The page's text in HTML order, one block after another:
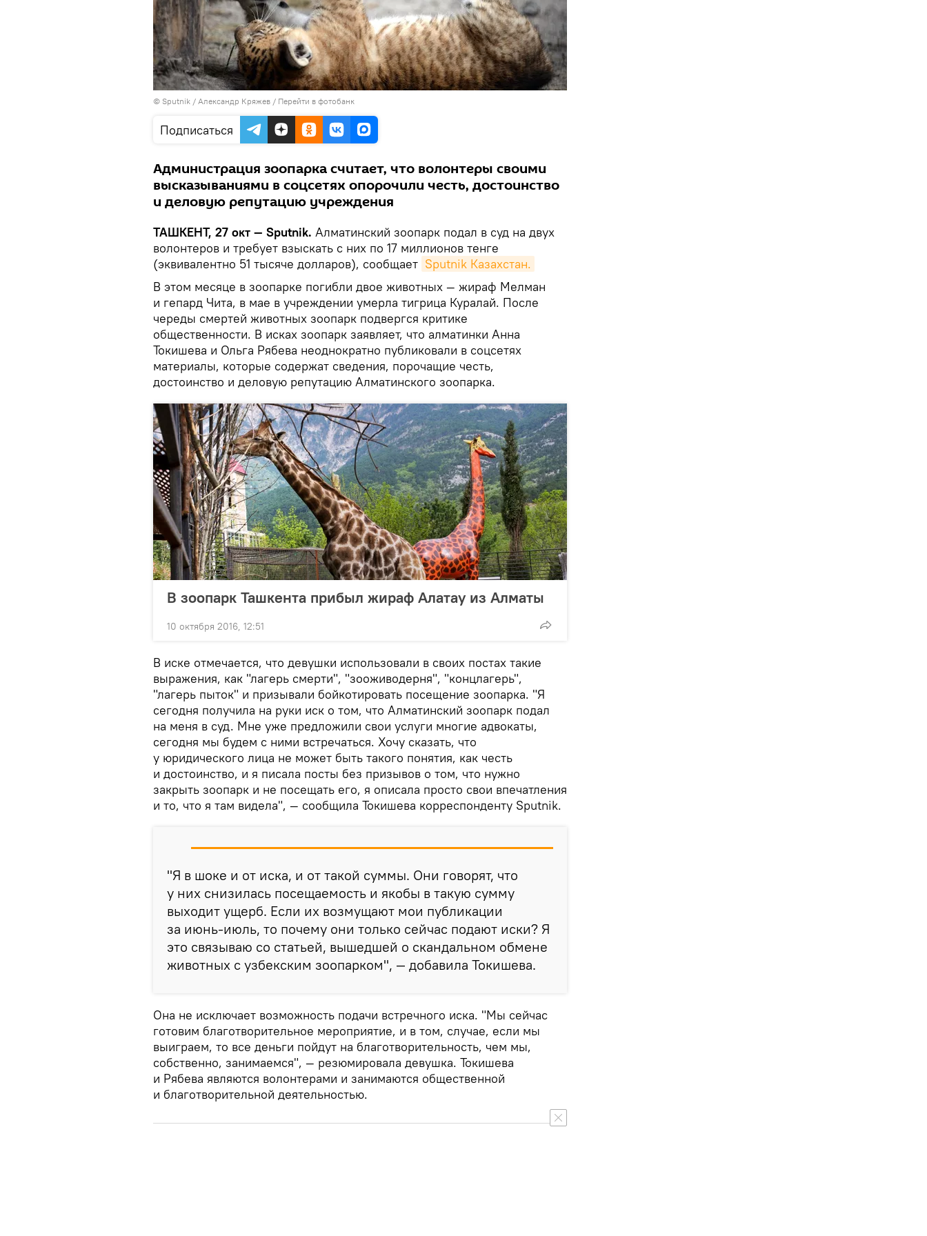
© Sputnik / Александр Кряжев / Перейти в фотобанк
Подписаться
Администрация зоопарка считает, что волонтеры своими
высказываниями в соцсетях опорочили честь, достоинство
и деловую репутацию учреждения
ТАШКЕНТ, 27 окт — Sputnik. Алматинский зоопарк подал в суд на двух
волонтеров и требует взыскать с них по 17 миллионов тенге
(эквивалентно 51 тысяче долларов), сообщает Sputnik Казахстан.
В этом месяце в зоопарке погибли двое животных — жираф Мелман
и гепард Чита, в мае в учреждении умерла тигрица Куралай. После
череды смертей животных зоопарк подвергся критике
общественности. В исках зоопарк заявляет, что алматинки Анна
Токишева и Ольга Рябева неоднократно публиковали в соцсетях
материалы, которые содержат сведения, порочащие честь,
достоинство и деловую репутацию Алматинского зоопарка.
В зоопарк Ташкента прибыл жираф Алатау из Алматы
10 октября 2016, 12:51
В иске отмечается, что девушки использовали в своих постах такие
выражения, как "лагерь смерти", "зооживодерня", "концлагерь",
"лагерь пыток" и призывали бойкотировать посещение зоопарка. "Я
сегодня получила на руки иск о том, что Алматинский зоопарк подал
на меня в суд. Мне уже предложили свои услуги многие адвокаты,
сегодня мы будем с ними встречаться. Хочу сказать, что
у юридического лица не может быть такого понятия, как честь
и достоинство, и я писала посты без призывов о том, что нужно
закрыть зоопарк и не посещать его, я описала просто свои впечатления
и то, что я там видела", — сообщила Токишева корреспонденту Sputnik.
"Я в шоке и от иска, и от такой суммы. Они говорят, что
у них снизилась посещаемость и якобы в такую сумму
выходит ущерб. Если их возмущают мои публикации
за июнь-июль, то почему они только сейчас подают иски? Я
это связываю со статьей, вышедшей о скандальном обмене
животных с узбекским зоопарком", — добавила Токишева.
Она не исключает возможность подачи встречного иска. "Мы сейчас
готовим благотворительное мероприятие, и в том, случае, если мы
выиграем, то все деньги пойдут на благотворительность, чем мы,
собственно, занимаемся", — резюмировала девушка. Токишева
и Рябева являются волонтерами и занимаются общественной
и благотворительной деятельностью.